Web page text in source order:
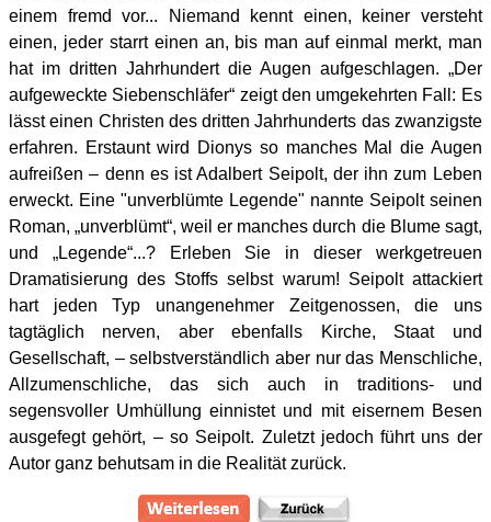
einem fremd vor... Niemand kennt einen, keiner versteht
einen, jeder starrt einen an, bis man auf einmal merkt, man
hat im dritten Jahrhundert die Augen aufgeschlagen. „Der
aufgeweckte Siebenschläfer“ zeigt den umgekehrten Fall: Es
lässt einen Christen des dritten Jahrhunderts das zwanzigste
erfahren. Erstaunt wird Dionys so manches Mal die Augen
aufreißen – denn es ist Adalbert Seipolt, der ihn zum Leben
erweckt. Eine "unverblümte Legende" nannte Seipolt seinen
Roman, „unverblümt“, weil er manches durch die Blume sagt,
und „Legende“...? Erleben Sie in dieser werkgetreuen
Dramatisierung des Stoffs selbst warum! Seipolt attackiert
hart jeden Typ unangenehmer Zeitgenossen, die uns
tagtäglich nerven, aber ebenfalls Kirche, Staat und
Gesellschaft, – selbstverständlich aber nur das Menschliche,
Allzumenschliche, das sich auch in traditions- und
segensvoller Umhüllung einnistet und mit eisernem Besen
ausgefegt gehört, – so Seipolt. Zuletzt jedoch führt uns der
Autor ganz behutsam in die Realität zurück.